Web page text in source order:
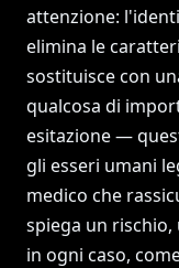
attenzione:
elimina le
sostituisce con
qualcosa di
esitazione —
gli esseri umani
medico che
spiega un rischio,
in ogni caso,